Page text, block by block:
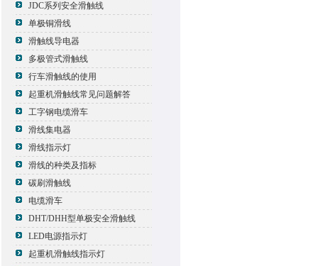
JDC系列安全滑触线
单极铜滑线
滑触线导电器
多极管式滑触线
行车滑触线的使用
起重机滑触线常见问题解答
工字钢电缆滑车
滑线集电器
滑线指示灯
滑线的种类及指标
碳刷滑触线
电缆滑车
DHT/DHH型单极安全滑触线
LED电源指示灯
起重机滑触线指示灯